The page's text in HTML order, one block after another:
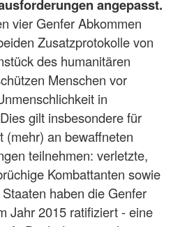
angepasst.
vier Genfer Abkommen
Zusatzprotokolle von
des humanitären
Menschen vor
in
gilt insbesondere für
(mehr) an bewaffneten
teilnehmen: verletzte,
Kombattanten sowie
haben die Genfer
Jahr 2015 ratifiziert - eine